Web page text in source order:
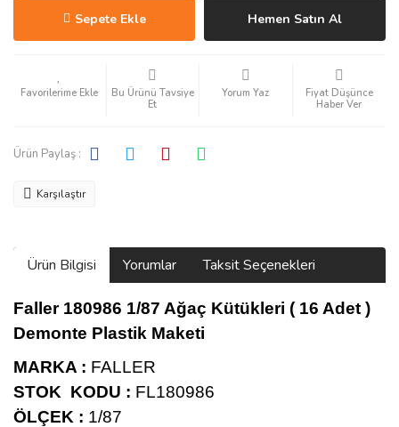
Sepete Ekle Hemen Satın Al
Bu Ürünü Tavsiye
Et
Yorum Yaz
Fiyat Düşünce
Haber Ver
Ürün Paylaş :
Karşılaştır
Ürün Bilgisi Yorumlar Taksit Seçenekleri
Faller 180986 1/87 Ağaç Kütükleri ( 16 Adet )
Demonte Plastik Maketi
MARKA : FALLER
STOK KODU : FL180986
ÖLÇEK : 1/87